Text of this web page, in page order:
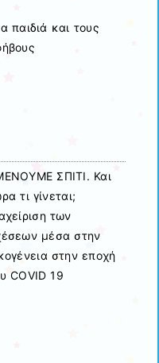
παιδιά και τους
ΣΠΙΤΙ. Και
τι γίνεται;
των
μέσα στην
στην εποχή
COVID 19